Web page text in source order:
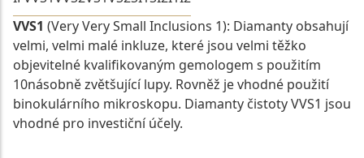
VVS1 (Very Very Small Inclusions 1): Diamanty obsahují
velmi, velmi malé inkluze, které jsou velmi těžko
objevitelné kvalifikovaným gemologem s použitím
10násobně zvětšující lupy. Rovněž je vhodné použití
binokulárního mikroskopu. Diamanty čistoty VVS1 jsou
vhodné pro investiční účely.